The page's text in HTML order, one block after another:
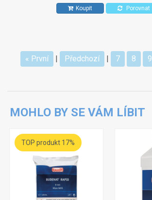
Koupit Porovnat
« První | Předchozí | 7 8 9
MOHLO BY SE VÁM LÍBIT
TOP produkt 17%